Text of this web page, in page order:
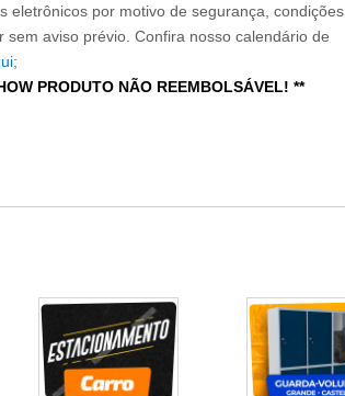
eletrônicos por motivo de segurança, condições
sem aviso prévio. Confira nosso calendário de
;
PRODUTO NÃO REEMBOLSÁVEL! **